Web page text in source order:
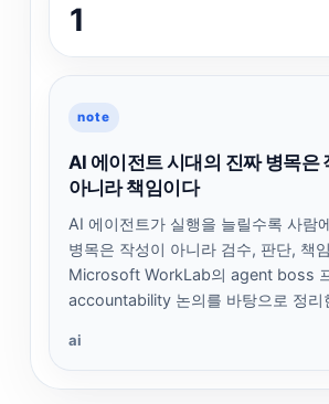
1
note
AI 에이전트 시대의 진짜 병목은
아니라 책임이다
AI 에이전트가 실행을 늘릴수록 사람
병목은 작성이 아니라 검수, 판단, 책
Microsoft WorkLab의 agent boss
accountability 논의를 바탕으로 정리
ai